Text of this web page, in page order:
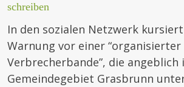
schreiben
In den sozialen Netzwerk
Warnung vor einer “organisierter
Verbrecherbande”, die angeblich
Gemeindegebiet Grasbrunn